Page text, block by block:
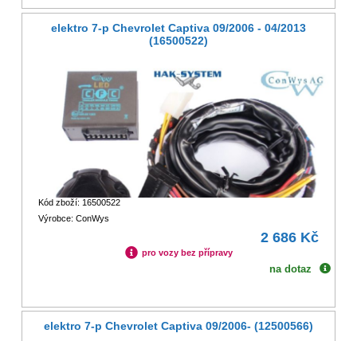
elektro 7-p Chevrolet Captiva 09/2006 - 04/2013
(16500522)
Kód zboží: 16500522
Výrobce: ConWys
2 686 Kč
pro vozy bez přípravy
na dotaz
elektro 7-p Chevrolet Captiva 09/2006- (12500566)